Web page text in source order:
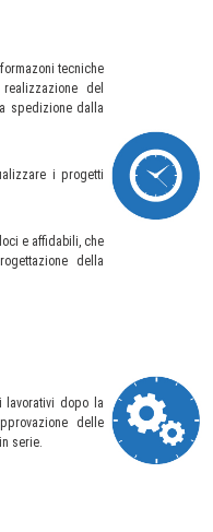
tecniche
del
spedizione dalla
i progetti
e affidabili, che
della
lavorativi dopo la
delle
serie.